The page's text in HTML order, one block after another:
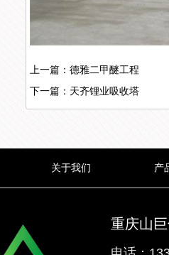
上一篇：德雅二甲醚工程
下一篇：天齐锂业吸收塔
关于我们 产
重庆山